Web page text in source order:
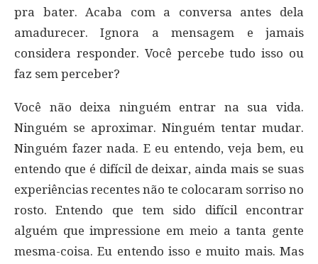
pra bater. Acaba com a conversa antes dela
amadurecer. Ignora a mensagem e jamais
considera responder. Você percebe tudo isso ou
faz sem perceber?
Você não deixa ninguém entrar na sua vida.
Ninguém se aproximar. Ninguém tentar mudar.
Ninguém fazer nada. E eu entendo, veja bem, eu
entendo que é difícil de deixar, ainda mais se suas
experiências recentes não te colocaram sorriso no
rosto. Entendo que tem sido difícil encontrar
alguém que impressione em meio a tanta gente
mesma-coisa. Eu entendo isso e muito mais. Mas